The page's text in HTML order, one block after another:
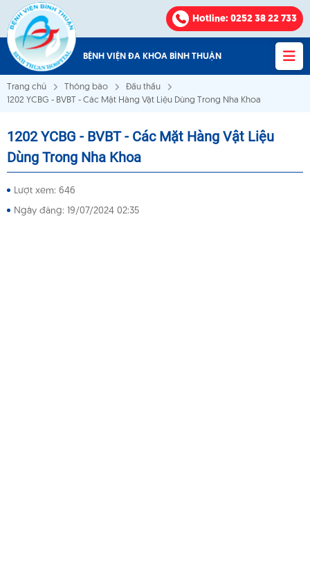
Hotline: 0252 38 22 733
BỆNH VIỆN ĐA KHOA BÌNH THUẬN
Bệnh viện Đa khoa Bình Thuận
Trang chủ Thông báo
Đấu thầu
1202 YCBG - BVBT - Các Mặt Hàng Vật Liệu Dùng Trong Nha Khoa
1202 YCBG - BVBT - Các Mặt Hàng Vật Liệu
Dùng Trong Nha Khoa
Lượt xem: 646
Ngày đăng: 19/07/2024 02:35